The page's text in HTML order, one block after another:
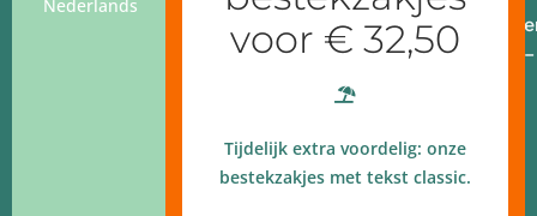
Nederlands
Ma - vr: 9.00 –
Google
reviews
Tijdelijk extra voordelig: onze
bestekzakjes met tekst classic.